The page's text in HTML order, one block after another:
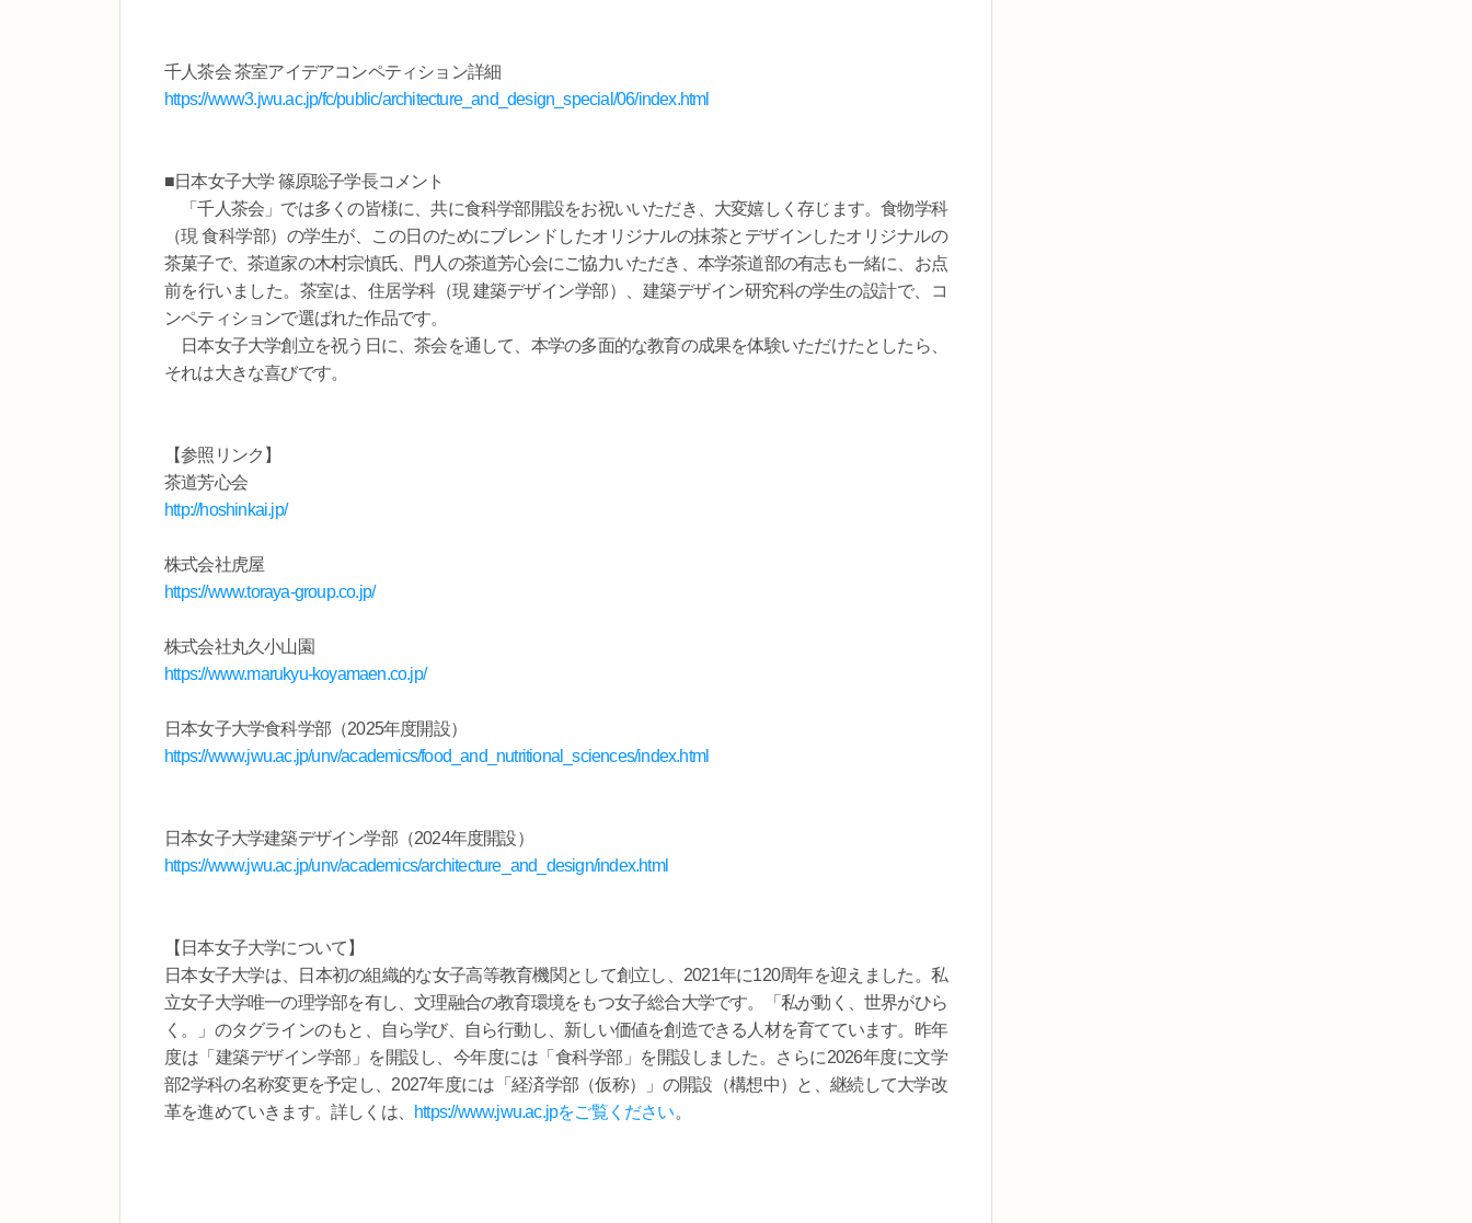
千人茶会 茶室アイデアコンペティション詳細
https://www3.jwu.ac.jp/fc/public/architecture_and_design_special/06/index.html
■日本女子大学 篠原聡子学長コメント
「千人茶会」では多くの皆様に、共に食科学部開設をお祝いいただき、大変嬉しく存じます。食物学科
（現 食科学部）の学生が、この日のためにブレンドしたオリジナルの抹茶とデザインしたオリジナルの
茶菓子で、茶道家の木村宗慎氏、門人の茶道芳心会にご協力いただき、本学茶道部の有志も一緒に、お点
前を行いました。茶室は、住居学科（現 建築デザイン学部）、建築デザイン研究科の学生の設計で、コ
ンペティションで選ばれた作品です。
日本女子大学創立を祝う日に、茶会を通して、本学の多面的な教育の成果を体験いただけたとしたら、
それは大きな喜びです。
【参照リンク】
茶道芳心会
http://hoshinkai.jp/
株式会社虎屋
https://www.toraya-group.co.jp/
株式会社丸久小山園
https://www.marukyu-koyamaen.co.jp/
日本女子大学食科学部（2025年度開設）
https://www.jwu.ac.jp/unv/academics/food_and_nutritional_sciences/index.html
日本女子大学建築デザイン学部（2024年度開設）
https://www.jwu.ac.jp/unv/academics/architecture_and_design/index.html
【日本女子大学について】
日本女子大学は、日本初の組織的な女子高等教育機関として創立し、2021年に120周年を迎えました。私
立女子大学唯一の理学部を有し、文理融合の教育環境をもつ女子総合大学です。「私が動く、世界がひら
く。」のタグラインのもと、自ら学び、自ら行動し、新しい価値を創造できる人材を育てています。昨年
度は「建築デザイン学部」を開設し、今年度には「食科学部」を開設しました。さらに2026年度に文学
部2学科の名称変更を予定し、2027年度には「経済学部（仮称）」の開設（構想中）と、継続して大学改
革を進めていきます。詳しくは、
https://www.jwu.ac.jpをご覧ください。